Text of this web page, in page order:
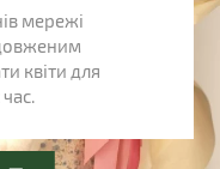
мережі
квіти для